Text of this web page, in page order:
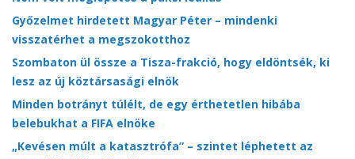
Győzelmet hirdetett Magyar Péter – mindenki
visszatérhet a megszokotthoz
Szombaton ül össze a Tisza-frakció, hogy eldöntsék, ki
lesz az új köztársasági elnök
Minden botrányt túlélt, de egy érthetetlen hibába
belebukhat a FIFA elnöke
„Kevésen múlt a katasztrófa” – szintet léphetett az